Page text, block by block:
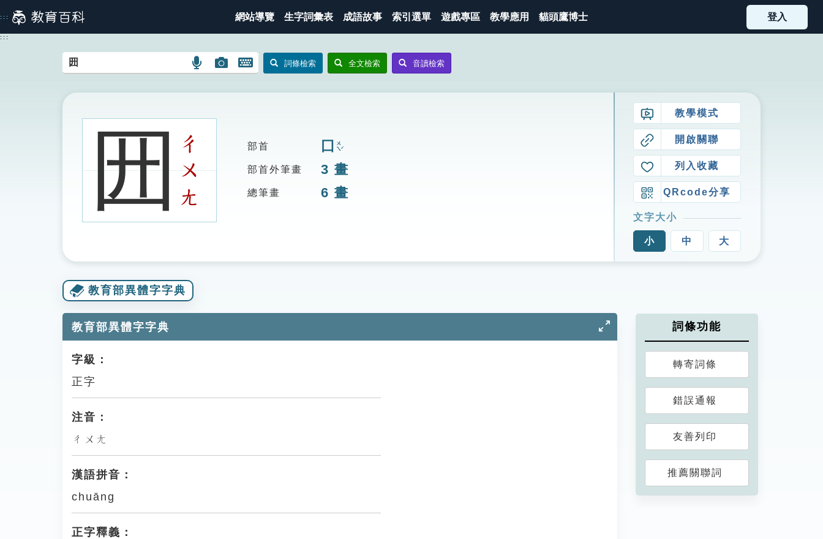
到
主
::: 網站導覽 生字詞彙表 成語故事 索引選單 遊戲專區 教學應用 貓頭鷹博士 登入
:::
語
搜
圖
圖
搜
開
鍵
詞條檢索 全文檢索 音讀檢索
㘟ㄔ
ㄨ
ㄤ
部首 囗 ㄨㄟˊ
部首外筆畫 3 畫
總筆畫 6 畫
教學模式
開啟關聯
列入收藏
QRcode分享
文字大小
小 中 大
教育部異體字字典
教育部異體字字典
字級：
正字
注音：
ㄔㄨㄤ
漢語拼音：
chuāng
正字釋義：
詞條功能
轉寄詞條
錯誤通報
友善列印
推薦關聯詞